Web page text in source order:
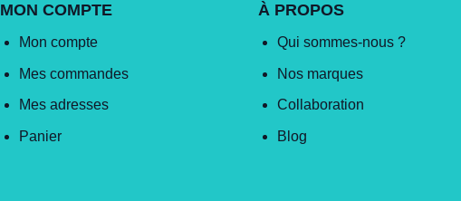
MON COMPTE
Mon compte
Mes commandes
Mes adresses
Panier
À PROPOS
Qui sommes-nous ?
Nos marques
Collaboration
Blog